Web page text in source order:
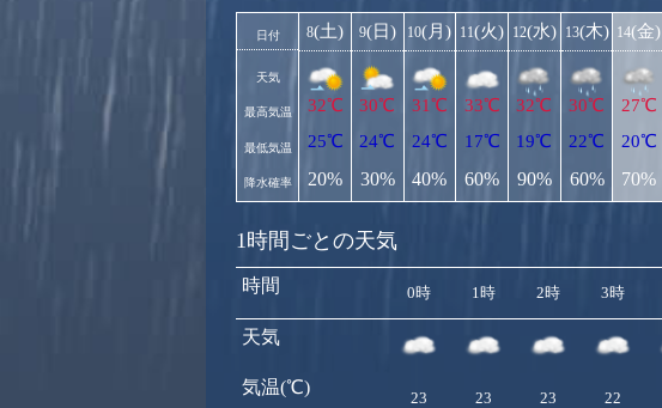
日付
天気
最高気温
最低気温
降水確率
8(土)
32℃
25℃
20%
9(日)
30℃
24℃
30%
10(月)
31℃
24℃
40%
11(火)
33℃
17℃
60%
12(水)
32℃
19℃
90%
13(木)
30℃
22℃
60%
14(金)
27℃
20℃
70%
1時間ごとの天気
時間
天気
気温(℃)
0時 1時 2時 3時
23 23 23 22